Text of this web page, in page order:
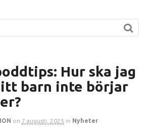
Hur ska jag
barn inte börjar
on 7 augusti, 2025 in Nyheter